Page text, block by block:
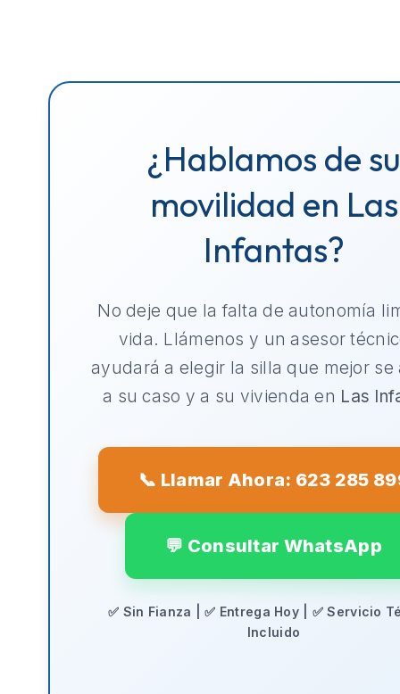
¿Hablamos de su
movilidad en Las
Infantas?
No deje que la falta de autonomía
vida. Llámenos y un asesor
ayudará a elegir la silla que mejor se
a su caso y a su vivienda en Las
📞 Llamar Ahora: 623 285
💬 Consultar WhatsApp
✅ Sin Fianza | ✅ Entrega Hoy | ✅ Servicio
Incluido